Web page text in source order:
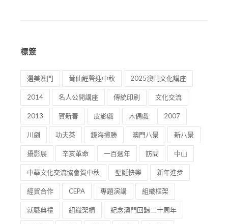
標簽
選美澳門 莆仙鯉聲迎中秋 2025澳門文化講座
2014 名人公開講座 傳統印刷 文化交流
2013 賀新春 皮影戲 木偶戲 2007
川劇 功夫茶 鏡海攬勝 澳門八景 新八景
攝影展 辛亥革命 一百週年 訪問 中山
中華文化交流協會賀中秋 聖誕快樂 新年進步
經貿合作 CEPA 專題演講 組織框架
就職典禮 組織架構 紀念澳門回歸二十周年